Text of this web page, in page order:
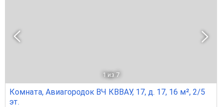
1 из 7
Комната, Авиагородок ВЧ КВВАУ, 17, д. 17, 16 м², 2/5
эт.